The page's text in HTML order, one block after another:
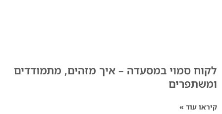
לקוח סמוי במסעדה – איך מזהים, מתמודדים
ומשתפרים
קיראו עוד »